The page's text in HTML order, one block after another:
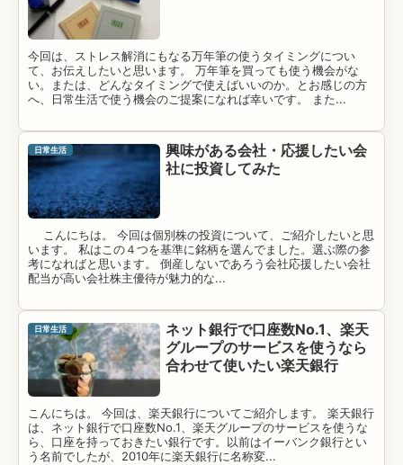
今回は、ストレス解消にもなる万年筆の使うタイミングについ
て、お伝えしたいと思います。 万年筆を買っても使う機会がな
い。または、どんなタイミングで使えばいいのか。とお感じの方
へ、日常生活で使う機会のご提案になれば幸いです。 また...
日常生活
興味がある会社・応援したい会
社に投資してみた
こんにちは。 今回は個別株の投資について、ご紹介したいと思
います。 私はこの４つを基準に銘柄を選んでました。選ぶ際の参
考になればと思います。 倒産しないであろう会社応援したい会社
配当が高い会社株主優待が魅力的な...
日常生活
ネット銀行で口座数No.1、楽天
グループのサービスを使うなら
合わせて使いたい楽天銀行
こんにちは。 今回は、楽天銀行についてご紹介します。 楽天銀行
は、ネット銀行で口座数No.1、楽天グループのサービスを使うな
ら、口座を持っておきたい銀行です。以前はイーバンク銀行とい
う名前でしたが、2010年に楽天銀行に名称変...